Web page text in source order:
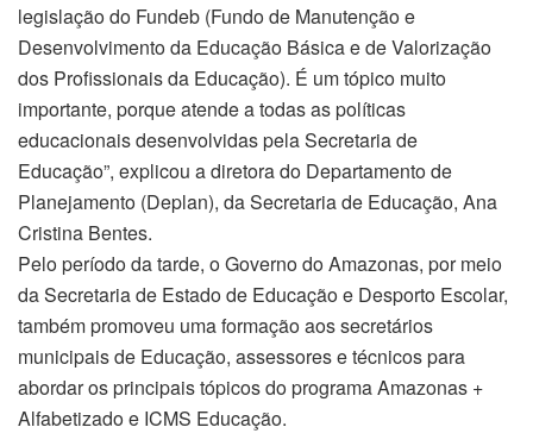
legislação do Fundeb (Fundo de Manutenção e
Desenvolvimento da Educação Básica e de Valorização
dos Profissionais da Educação). É um tópico muito
importante, porque atende a todas as políticas
educacionais desenvolvidas pela Secretaria de
Educação”, explicou a diretora do Departamento de
Planejamento (Deplan), da Secretaria de Educação, Ana
Cristina Bentes.
Pelo período da tarde, o Governo do Amazonas, por meio
da Secretaria de Estado de Educação e Desporto Escolar,
também promoveu uma formação aos secretários
municipais de Educação, assessores e técnicos para
abordar os principais tópicos do programa Amazonas +
Alfabetizado e ICMS Educação.